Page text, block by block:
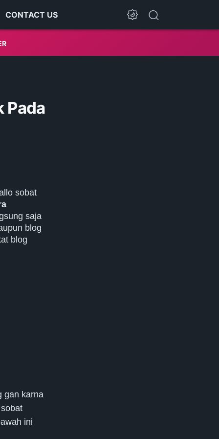
CONTACT US
Dark Mode
Pada
sobat
saja
blog
blog
gan karna
ini